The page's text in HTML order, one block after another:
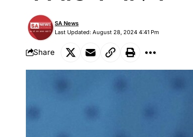
Last Updated: August 28, 2024 4:41 Pm
SA News
Share